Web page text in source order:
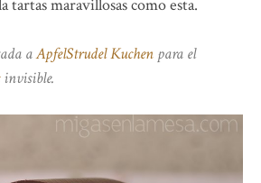
tartas maravillosas como esta.
aApfelStrudel Kuchen para el
invisible.